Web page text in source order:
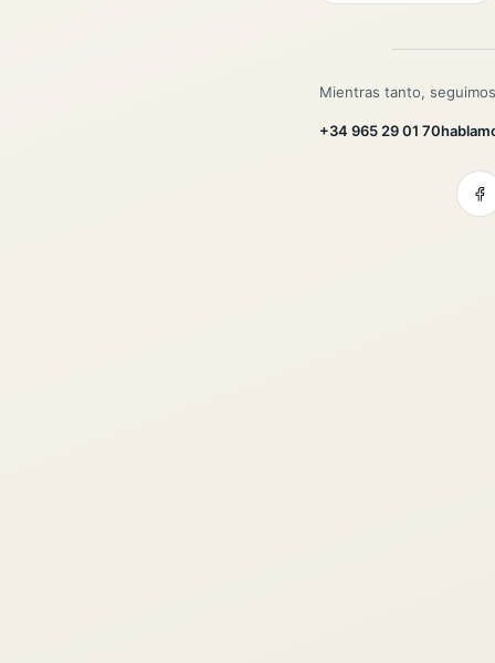
Mientras tanto,
+34 965 29 01 70